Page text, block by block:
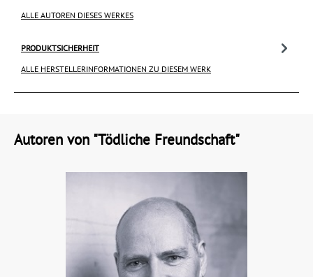
ALLE AUTOREN DIESES WERKES
PRODUKTSICHERHEIT
ALLE HERSTELLERINFORMATIONEN ZU DIESEM WERK
Autoren von "Tödliche Freundschaft"